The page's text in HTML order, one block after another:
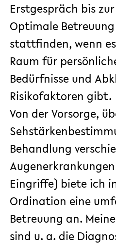
Erstgespräch bis
Optimale
stattfinden, wenn
Raum für
Bedürfnisse und
Risikofaktoren gibt.
Von der Vorsorge,
Behandlung
Eingriffe) biete ich
Ordination eine
Betreuung an.
sind u. a. die